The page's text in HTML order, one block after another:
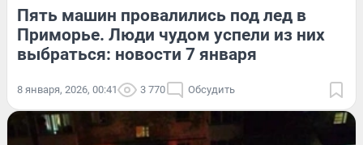
Пять машин провалились под лед в
Приморье. Люди чудом успели из них
выбраться: новости 7 января
8 января, 2026, 00:41 3 770 Обсудить